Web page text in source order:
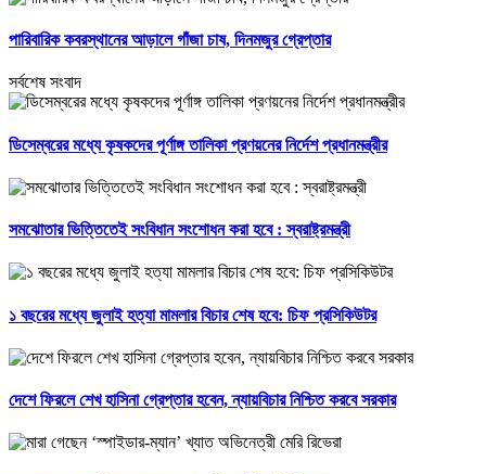
পারিবারিক কবরস্থানের আড়ালে গাঁজা চাষ, দিনমজুর গ্রেপ্তার
সর্বশেষ সংবাদ
ডিসেম্বরের মধ্যে কৃষকদের পূর্ণাঙ্গ তালিকা প্রণয়নের নির্দেশ প্রধানমন্ত্রীর
সমঝোতার ভিত্তিতেই সংবিধান সংশোধন করা হবে : স্বরাষ্ট্রমন্ত্রী
১ বছরের মধ্যে জুলাই হত্যা মামলার বিচার শেষ হবে: চিফ প্রসিকিউটর
দেশে ফিরলে শেখ হাসিনা গ্রেপ্তার হবেন, ন্যায়বিচার নিশ্চিত করবে সরকার